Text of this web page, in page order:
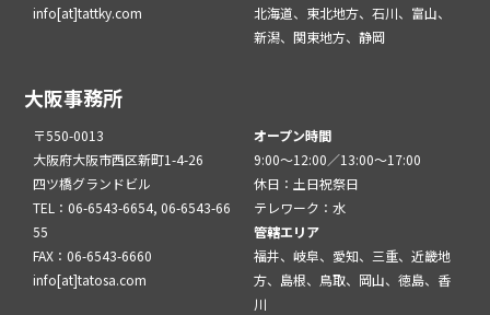
info[at]tattky.com
北海道、東北地方、石川、富山、
新潟、関東地方、静岡
大阪事務所
〒550-0013
大阪府大阪市西区新町1-4-26
四ツ橋グランドビル
TEL：06-6543-6654, 06-6543-66
55
FAX：06-6543-6660
info[at]tatosa.com
オープン時間
9:00～12:00／13:00～17:00
休日：土日祝祭日
テレワーク：水
管轄エリア
福井、岐阜、愛知、三重、近畿地
方、島根、鳥取、岡山、徳島、香
川